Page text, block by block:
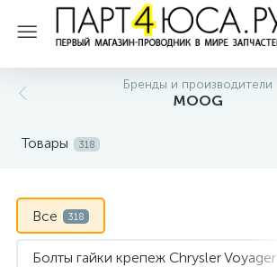
Бренды и производители
MOOG
Товары 318
Все 318
Болты гайки крепеж Chrysler Voyager